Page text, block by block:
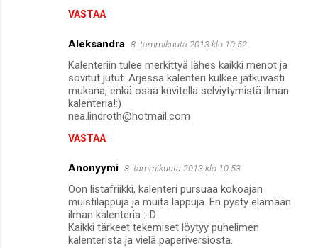
VASTAA
Aleksandra 8. tammikuuta 2013 klo 10.52
Kalenteriin tulee merkittyä lähes kaikki menot ja
sovitut jutut. Arjessa kalenteri kulkee jatkuvasti
mukana, enkä osaa kuvitella selviytymistä ilman
kalenteria!:)
nea.lindroth@hotmail.com
VASTAA
Anonyymi 8. tammikuuta 2013 klo 10.53
Oon listafriikki, kalenteri pursuaa kokoajan
muistilappuja ja muita lappuja. En pysty elämään
ilman kalenteria :-D
Kaikki tärkeet tekemiset löytyy puhelimen
kalenterista ja vielä paperiversiosta.